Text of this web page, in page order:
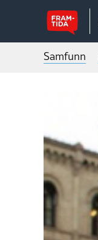
Samfunn